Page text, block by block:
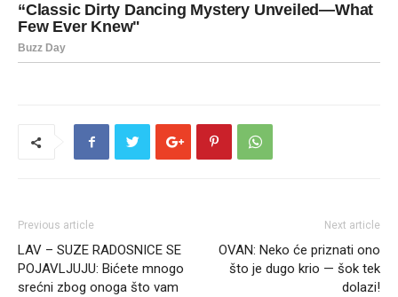
Previous article
LAV – SUZE RADOSNICE SE
POJAVLJUJU: Bićete mnogo
srećni zbog onoga što vam
Next article
OVAN: Neko će priznati ono
što je dugo krio — šok tek
dolazi!